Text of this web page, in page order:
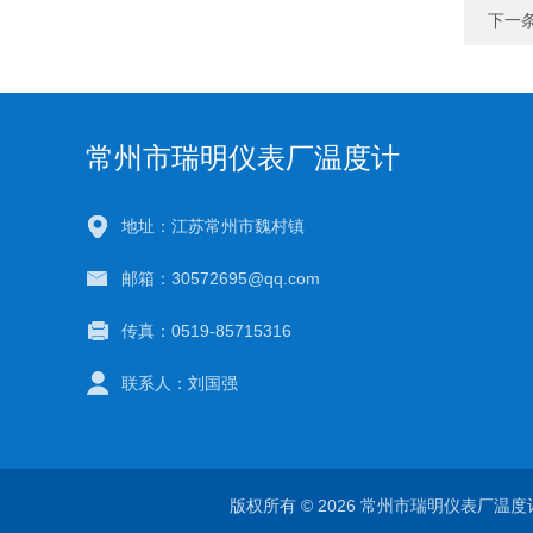
下一
常州市瑞明仪表厂温度计
地址：江苏常州市魏村镇
邮箱：30572695@qq.com
传真：0519-85715316
联系人：刘国强
版权所有 © 2026 常州市瑞明仪表厂